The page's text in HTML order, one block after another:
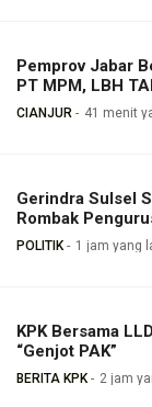
Pemprov Jabar
PT MPM, LBH
CIANJUR 41 menit
Gerindra Sulsel
Rombak
POLITIK 1 jam yang
KPK Bersama
“Genjot PAK”
BERITA KPK 2 jam